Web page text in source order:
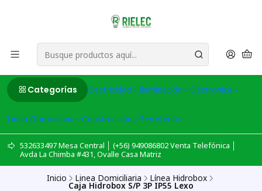
Categorías Electricidad Iluminación Electronica
Linea Domiciliaria Construcción Ferreteria
532633497 Mesa Central │ (+56) 949086802 Venta Telefónica │
Avda La Chimba #431, Ovalle Casa Matriz
Inicio Linea Domiciliaria Línea Hidrobox
Caja Hidrobox S/P 3P IP55 Lexo